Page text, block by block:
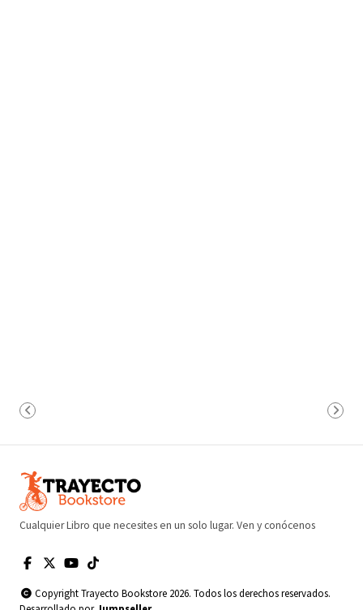
Cualquier Libro que necesites en un solo lugar. Ven y conócenos
Copyright Trayecto Bookstore 2026. Todos los derechos reservados.